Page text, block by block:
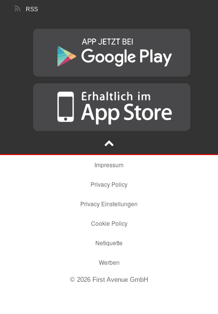
RSS
Impressum
Privacy Policy
Privacy Einstellungen
Cookie Policy
Netiquette
Werben
© 2026 First Avenue GmbH